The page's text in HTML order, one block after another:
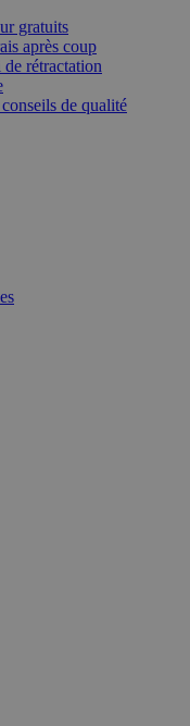
gratuits
après coup
rétractation
de qualité